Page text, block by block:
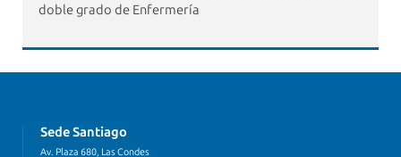
doble grado de Enfermería
Sede Santiago
Av. Plaza 680, Las Condes